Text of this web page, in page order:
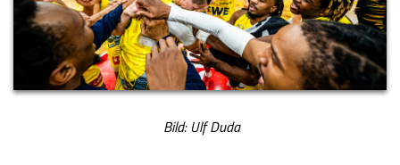
Bild: Ulf Duda